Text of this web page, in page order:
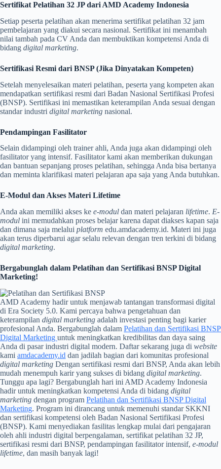
Sertifikat Pelatihan 32 JP dari AMD Academy Indonesia
Setiap peserta pelatihan akan menerima sertifikat pelatihan 32 jam
pembelajaran yang diakui secara nasional. Sertifikat ini menambah
nilai tambah pada CV Anda dan membuktikan kompetensi Anda di
bidang digital marketing.
Sertifikasi Resmi dari BNSP (Jika Dinyatakan Kompeten)
Setelah menyelesaikan materi pelatihan, peserta yang kompeten akan
mendapatkan sertifikasi resmi dari Badan Nasional Sertifikasi Profesi
(BNSP). Sertifikasi ini memastikan keterampilan Anda sesuai dengan
standar industri digital marketing nasional.
Pendampingan Fasilitator
Selain didampingi oleh trainer ahli, Anda juga akan didampingi oleh
fasilitator yang intensif. Fasilitator kami akan memberikan dukungan
dan bantuan sepanjang proses pelatihan, sehingga Anda bisa bertanya
dan meminta klarifikasi materi pelajaran apa saja yang Anda butuhkan.
E-Modul dan Akses Materi Lifetime
Anda akan memiliki akses ke e-modul dan materi pelajaran lifetime. E-
modul ini memudahkan proses belajar karena dapat diakses kapan saja
dan dimana saja melalui platform edu.amdacademy.id. Materi ini juga
akan terus diperbarui agar selalu relevan dengan tren terkini di bidang
digital marketing.
Bergabunglah dalam Pelatihan dan Sertifikasi BNSP Digital
Marketing!
AMD Academy hadir untuk menjawab tantangan transformasi digital
di Era Society 5.0. Kami percaya bahwa pengetahuan dan
keterampilan digital marketing adalah investasi penting bagi karier
profesional Anda. Bergabunglah dalam Pelatihan dan Sertifikasi BNSP
Digital Marketing untuk meningkatkan kredibilitas dan daya saing
Anda di pasar industri digital modern. Daftar sekarang juga di website
kami amdacademy.id dan jadilah bagian dari komunitas profesional
digital marketing Dengan sertifikasi resmi dari BNSP, Anda akan lebih
mudah menempuh karir yang sukses di bidang digital marketing.
Tunggu apa lagi? Bergabunglah hari ini AMD Academy Indonesia
hadir untuk meningkatkan kompetensi Anda di bidang digital
marketing dengan program Pelatihan dan Sertifikasi BNSP Digital
Marketing. Program ini dirancang untuk memenuhi standar SKKNI
dan sertifikasi kompetensi oleh Badan Nasional Sertifikasi Profesi
(BNSP). Kami menyediakan fasilitas lengkap mulai dari pengajaran
oleh ahli industri digital berpengalaman, sertifikat pelatihan 32 JP,
sertifikasi resmi dari BNSP, pendampingan fasilitator intensif, e-modul
lifetime, dan masih banyak lagi!